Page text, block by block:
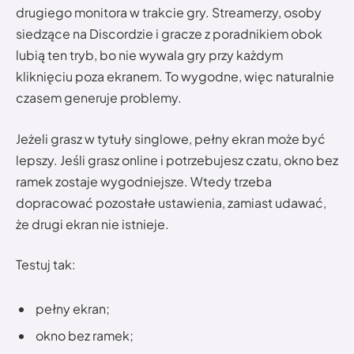
drugiego monitora w trakcie gry. Streamerzy, osoby
siedzące na Discordzie i gracze z poradnikiem obok
lubią ten tryb, bo nie wywala gry przy każdym
kliknięciu poza ekranem. To wygodne, więc naturalnie
czasem generuje problemy.
Jeżeli grasz w tytuły singlowe, pełny ekran może być
lepszy. Jeśli grasz online i potrzebujesz czatu, okno bez
ramek zostaje wygodniejsze. Wtedy trzeba
dopracować pozostałe ustawienia, zamiast udawać,
że drugi ekran nie istnieje.
Testuj tak:
pełny ekran;
okno bez ramek;